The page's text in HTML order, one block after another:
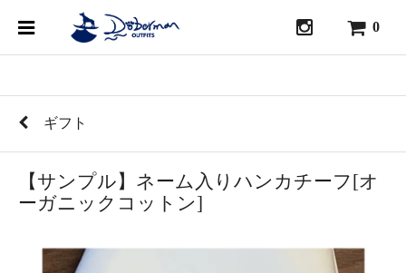
0
ギフト
【サンプル】ネーム入りハンカチーフ[オ
ーガニックコットン]